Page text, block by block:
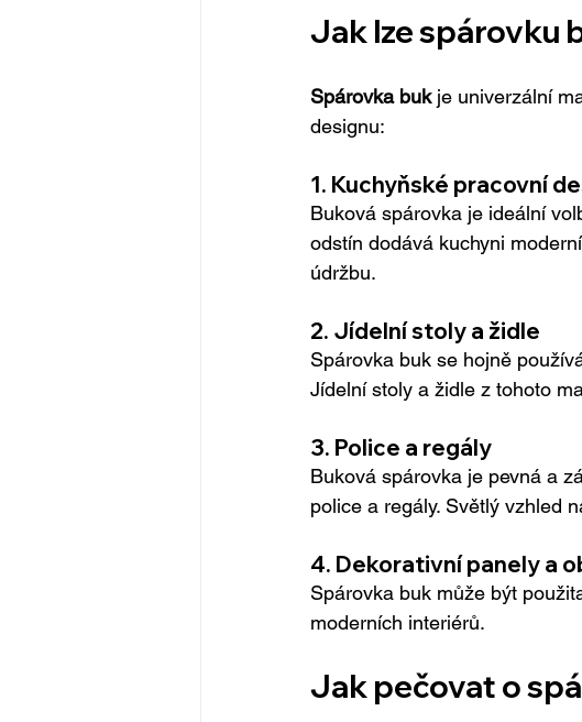
Jak lze spárovku
Spárovka buk je univerzální
designu:
1. Kuchyňské pracovní
Buková spárovka je ideální
odstín dodává kuchyni
údržbu.
2. Jídelní stoly a židle
Spárovka buk se hojně
Jídelní stoly a židle z tohoto
3. Police a regály
Buková spárovka je pevná a
police a regály. Světlý vzhled
4. Dekorativní panely a
Spárovka buk může být
moderních interiérů.
Jak pečovat o